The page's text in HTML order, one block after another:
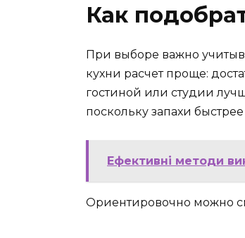
Как
При выборе важно
кухни расчет проще:
гостиной или студии
поскольку запахи
Ефективні методи
Ориентировочно можно